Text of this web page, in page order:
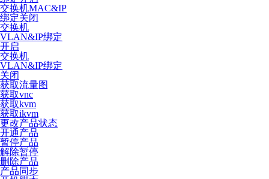
交换机MAC&IP
绑定关闭
交换机
VLAN&IP绑定
开启
交换机
VLAN&IP绑定
关闭
获取流量图
获取vnc
获取kvm
获取ikvm
更改产品状态
开通产品
暂停产品
解除暂停
删除产品
产品同步